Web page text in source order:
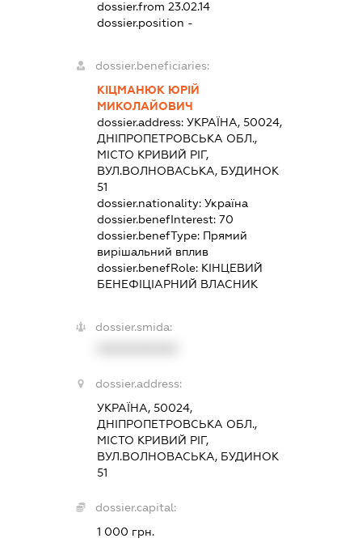
dossier.from 23.02.14
dossier.position -
dossier.beneficiaries:
КІЦМАНЮК ЮРІЙ
МИКОЛАЙОВИЧ
dossier.address:УКРАЇНА, 50024,
ДНІПРОПЕТРОВСЬКА ОБЛ.,
МІСТО КРИВИЙ РІГ,
ВУЛ.ВОЛНОВАСЬКА, БУДИНОК
51
dossier.nationality:Україна
dossier.benefInterest:70
dossier.benefType: Прямий
вирішальний вплив
dossier.benefRole: КІНЦЕВИЙ
БЕНЕФІЦІАРНИЙ ВЛАСНИК
dossier.smida:
dossier.address:
УКРАЇНА, 50024,
ДНІПРОПЕТРОВСЬКА ОБЛ.,
МІСТО КРИВИЙ РІГ,
ВУЛ.ВОЛНОВАСЬКА, БУДИНОК
51
dossier.capital:
1 000 грн.